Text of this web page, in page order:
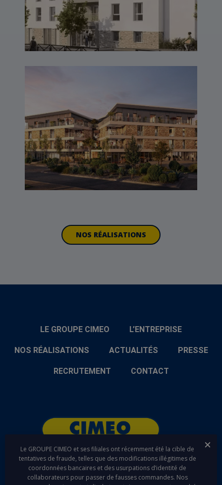
Le GROUPE CIMEO et ses filiales ont récemment été la cible de
tentatives de fraude, telles que des modifications illégitimes de
coordonnées bancaires et des usurpations d’identité de
collaborateurs pour passer de fausses commandes. Nos
RIVA – LARMOR PLAGE
(56)
NOS RÉALISATIONS
LE GROUPE CIMEO L’ENTREPRISE
NOS RÉALISATIONS ACTUALITÉS PRESSE
RECRUTEMENT CONTACT
linkedinyoutube